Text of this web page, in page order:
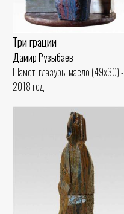
Три грации
Дамир Рузыбаев
Шамот, глазурь, масло (49x30) -
2018 год